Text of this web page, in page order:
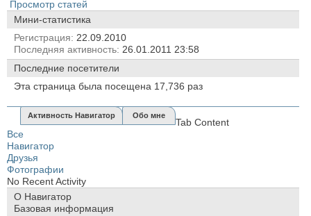
Просмотр статей
Мини-статистика
Регистрация
22.09.2010
Последняя активность 26.01.2011 23:58
Последние посетители
Эта страница была посещена 17,736 раз
Активность Навигатор Обо мне
Tab Content
Все
Навигатор
Друзья
Фотографии
No Recent Activity
О Навигатор
Базовая информация